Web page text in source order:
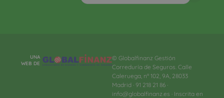
UNA
WEB DE
© Globalfinanz Gestión
Correduría de Seguros. Calle
Caleruega, nº 102, 9A, 28033
Madrid · 91 218 21 86 ·
info@globalfinanz.es · Inscrita en